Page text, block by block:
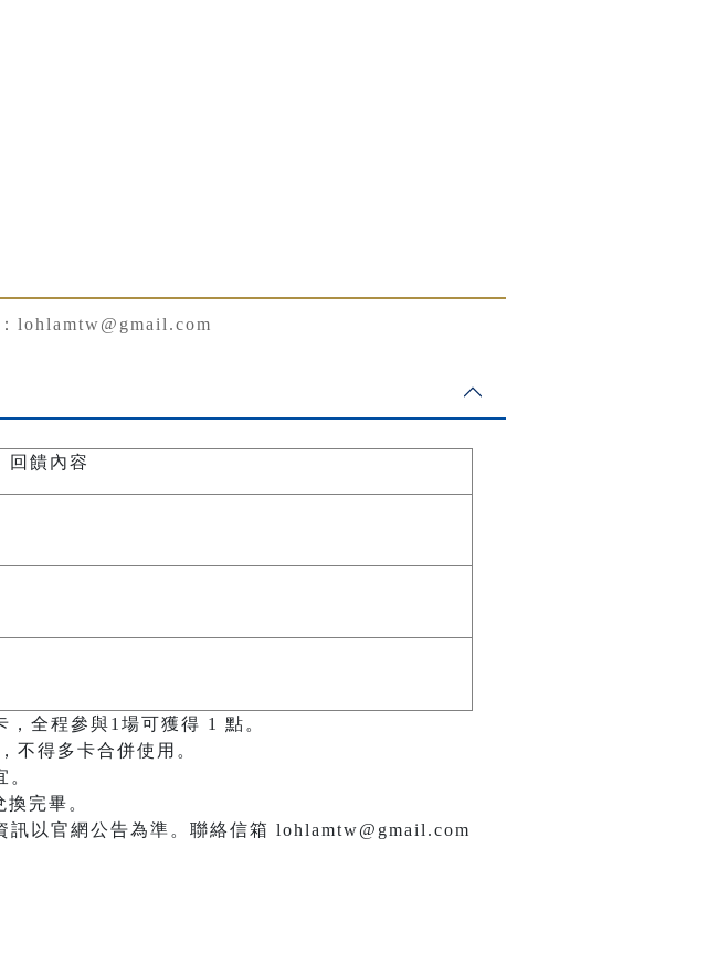
lohlamtw@gmail.com
回饋內容
全程參與1場可獲得 1 點。
不得多卡合併使用。
換完畢。
以官網公告為準。聯絡信箱 lohlamtw@gmail.com